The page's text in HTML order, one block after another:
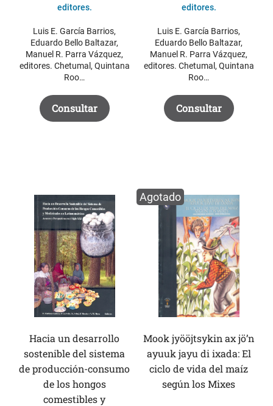
editores.
Luis E. García Barrios,
Eduardo Bello Baltazar,
Manuel R. Parra Vázquez,
editores. Chetumal, Quintana
Roo…
Consultar
editores.
Luis E. García Barrios,
Eduardo Bello Baltazar,
Manuel R. Parra Vázquez,
editores. Chetumal, Quintana
Roo…
Consultar
Hacia un desarrollo
sostenible del sistema
de producción-consumo
de los hongos
comestibles y
Agotado
Mook jyööjtsykin ax jö’n
ayuuk jayu di ixada: El
ciclo de vida del maíz
según los Mixes